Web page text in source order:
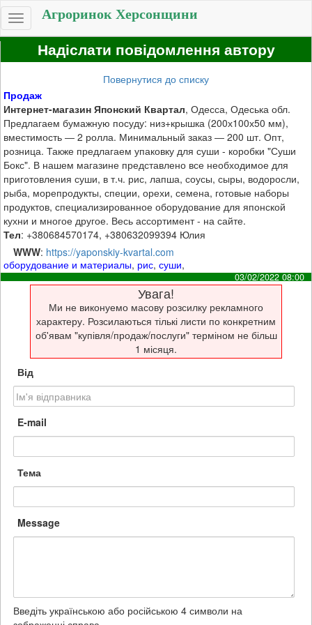
Toggle
navigation
Агроринок Херсонщини
Надіслати повідомлення автору
Повернутися до списку
Продаж
Интернет-магазин Японский Квартал, Одесса, Одеська обл.
Предлагаем бумажную посуду: низ+крышка (200х100х50 мм),
вместимость ― 2 ролла. Минимальный заказ ― 200 шт. Опт,
розница. Также предлагаем упаковку для суши - коробки "Суши
Бокс". В нашем магазине представлено все необходимое для
приготовления суши, в т.ч. рис, лапша, соусы, сыры, водоросли,
рыба, морепродукты, специи, орехи, семена, готовые наборы
продуктов, специализированное оборудование для японской
кухни и многое другое. Весь ассортимент - на сайте.
Тел: +380684570174, +380632099394 Юлия
WWW: https://yaponskiy-kvartal.com
оборудование и материалы, рис,суши,
03/02/2022 08:00
Увага!
Ми не виконуемо масову розсилку рекламного
характеру. Розсилаються тількі листи по конкретним
об'явам "купівля/продаж/послуги" терміном не більш
1 місяця.
Від
E-mail
Тема
Message
Введіть українською або російською 4 символи на